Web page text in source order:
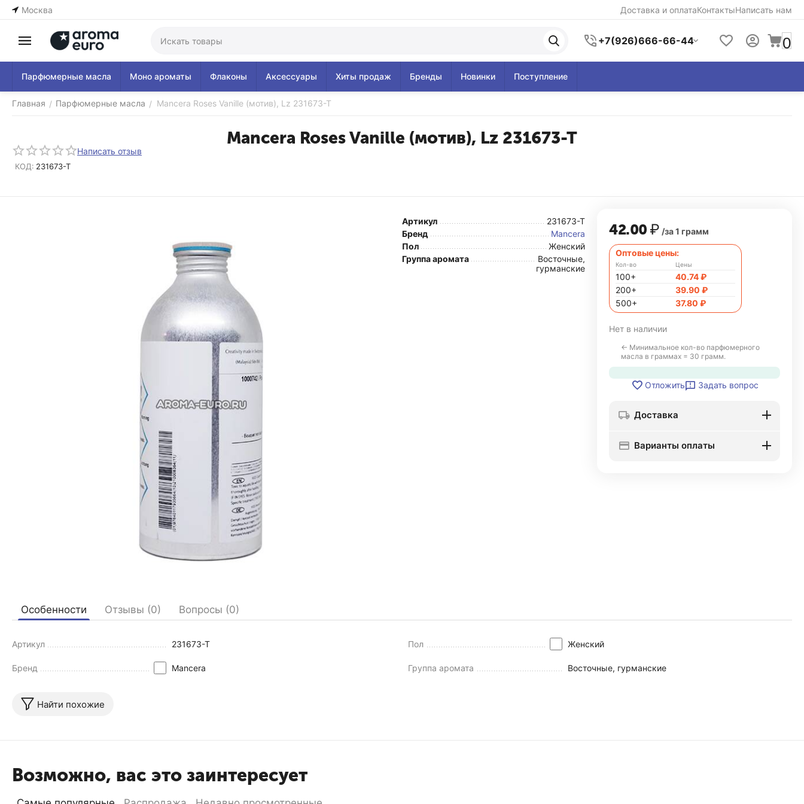
Москва Доставка и оплатаКонтактыНаписать нам
+7(926)666-66-44 0
Парфюмерные масла Моно ароматы Флаконы Аксессуары Хиты продаж Бренды Новинки Поступление
Главная / Парфюмерные масла / Mancera Roses Vanille (мотив), Lz 231673-T
Mancera Roses Vanille (мотив), Lz 231673-T
Написать отзыв
КОД: 231673-T
Артикул
231673-T
Бренд
Mancera
Пол
Женский
Группа аромата
Восточные,
гурманские
42.00₽ /за 1 грамм
Оптовые цены:
Кол-во
100+
200+
500+
Цены
40.74₽
39.90 ₽
37.80 ₽
Нет в наличии
← Минимальное кол-во парфюмерного
масла в граммах = 30 грамм.
Отложить Задать вопрос
Доставка
Варианты оплаты
Особенности Отзывы (0) Вопросы (0)
Артикул 231673-T
Бренд Mancera
Пол Женский
Группа аромата Восточные, гурманские
Найти похожие
Возможно, вас это заинтересует